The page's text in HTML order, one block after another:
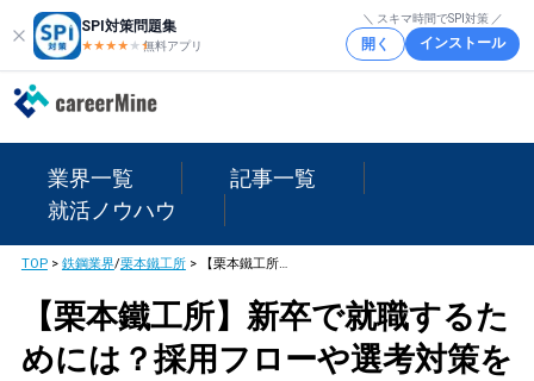
SPI対策問題集
★★★★ ★★
無料アプリ
＼ スキマ時間でSPI対策 ／
開く インストール
業界一覧
記事一覧
就活ノウハウ
TOP> 鉄鋼業界/栗本鐵工所> 【栗本鐵工所】新卒で就職するためには？採用フローや選考対策を徹底解説！
【栗本鐵工所】新卒で就職するた
めには？採用フローや選考対策を